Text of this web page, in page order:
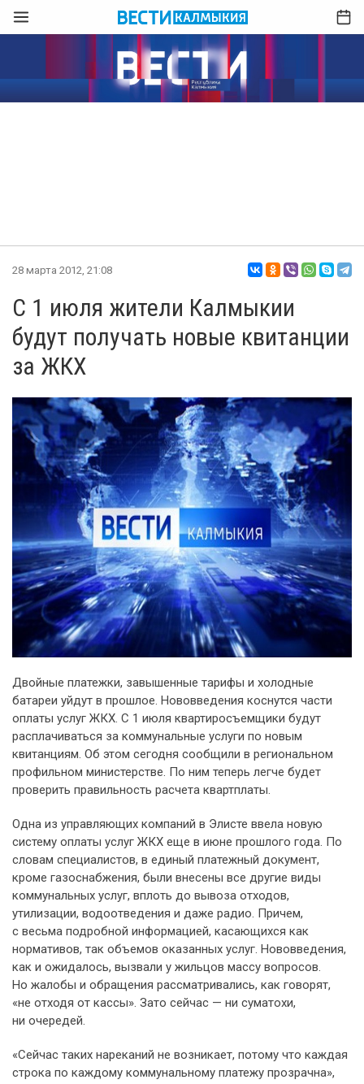
28 марта 2012, 21:08
С 1 июля жители Калмыкии
будут получать новые квитанции
за ЖКХ
Двойные платежки, завышенные тарифы и холодные
батареи уйдут в прошлое. Нововведения коснутся части
оплаты услуг ЖКХ. С 1 июля квартиросъемщики будут
расплачиваться за коммунальные услуги по новым
квитанциям. Об этом сегодня сообщили в региональном
профильном министерстве. По ним теперь легче будет
проверить правильность расчета квартплаты.
Одна из управляющих компаний в Элисте ввела новую
систему оплаты услуг ЖКХ еще в июне прошлого года. По
словам специалистов, в единый платежный документ,
кроме газоснабжения, были внесены все другие виды
коммунальных услуг, вплоть до вывоза отходов,
утилизации, водоотведения и даже радио. Причем,
с весьма подробной информацией, касающихся как
нормативов, так объемов оказанных услуг. Нововведения,
как и ожидалось, вызвали у жильцов массу вопросов.
Но жалобы и обращения рассматривались, как говорят,
«не отходя от кассы». Зато сейчас — ни суматохи,
ни очередей.
«Сейчас таких нареканий не возникает, потому что каждая
строка по каждому коммунальному платежу прозрачна»,